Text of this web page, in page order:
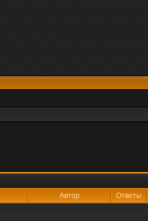
Автор Ответы